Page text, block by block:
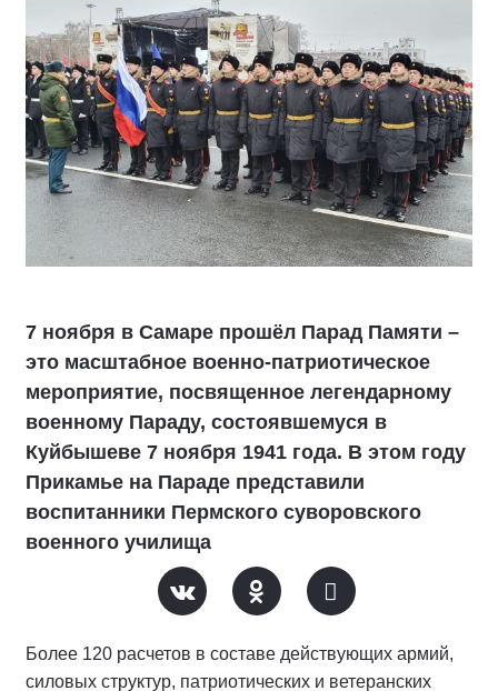
7 ноября в Самаре прошёл Парад Памяти –
это масштабное военно-патриотическое
мероприятие, посвященное легендарному
военному Параду, состоявшемуся в
Куйбышеве 7 ноября 1941 года. В этом году
Прикамье на Параде представили
воспитанники Пермского суворовского
военного училища
Более 120 расчетов в составе действующих армий,
силовых структур, патриотических и ветеранских